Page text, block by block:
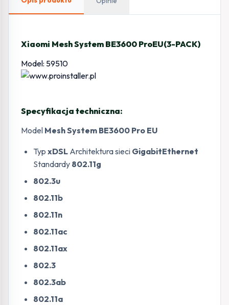
Xiaomi Mesh System BE3600 ProEU(3-PACK)
Model: 59510
Specyfikacja techniczna:
Model Mesh System BE3600 Pro EU
Typ xDSL Architektura sieci GigabitEthernet
Standardy 802.11g
802.3u
802.11b
802.11n
802.11ac
802.11ax
802.3
802.3ab
802.11a